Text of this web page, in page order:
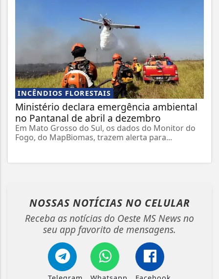
INCÊNDIOS FLORESTAIS
Ministério declara emergência ambiental
no Pantanal de abril a dezembro
Em Mato Grosso do Sul, os dados do Monitor do
Fogo, do MapBiomas, trazem alerta para...
NOSSAS NOTÍCIAS NO CELULAR
Receba as notícias do Oeste MS News no
seu app favorito de mensagens.